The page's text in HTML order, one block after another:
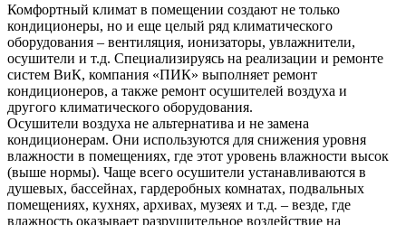
Комфортный климат в помещении создают не только
кондиционеры, но и еще целый ряд климатического
оборудования – вентиляция, ионизаторы, увлажнители,
осушители и т.д. Специализируясь на реализации и ремонте
систем ВиК, компания «ПИК» выполняет ремонт
кондиционеров, а также ремонт осушителей воздуха и
другого климатического оборудования.
Осушители воздуха не альтернатива и не замена
кондиционерам. Они используются для снижения уровня
влажности в помещениях, где этот уровень влажности высок
(выше нормы). Чаще всего осушители устанавливаются в
душевых, бассейнах, гардеробных комнатах, подвальных
помещениях, кухнях, архивах, музеях и т.д. – везде, где
влажность оказывает разрушительное воздействие на